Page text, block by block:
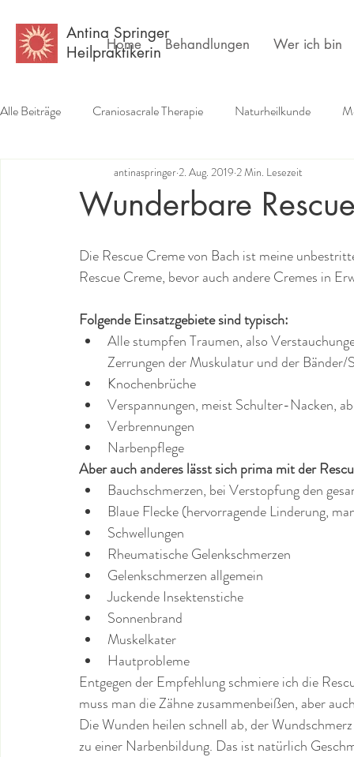
Antina Springer
Heilpraktikerin
Home Behandlungen Wer ich bin
Alle Beiträge Craniosacrale Therapie Naturheilkunde
Erfahrungsberichte Buchempfehlungen Psychlogie
Wunderbare
antinaspringer 2. Aug. 2019 2 Min. Lesezeit
Die Rescue Creme von Bach ist meine
Rescue Creme, bevor auch andere Cremes in
Folgende Einsatzgebiete sind typisch:
Alle stumpfen Traumen, also
Zerrungen der Muskulatur und der Bänder/
Knochenbrüche
Verspannungen, meist Schulter-Nacken,
Verbrennungen
Narbenpflege
Aber auch anderes lässt sich prima mit der
Bauchschmerzen, bei Verstopfung den
Blaue Flecke (hervorragende Linderung,
Schwellungen
Rheumatische Gelenkschmerzen
Gelenkschmerzen allgemein
Juckende Insektenstiche
Sonnenbrand
Muskelkater
Hautprobleme
Entgegen der Empfehlung schmiere ich die
muss man die Zähne zusammenbeißen, aber
Die Wunden heilen schnell ab, der
zu einer Narbenbildung. Das ist natürlich